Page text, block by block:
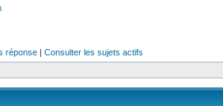
réponse | Consulter les sujets actifs